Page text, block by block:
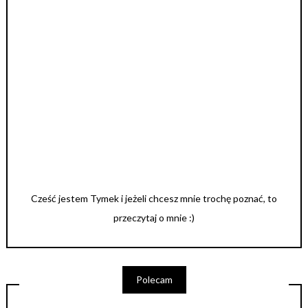
Cześć jestem Tymek i jeżeli chcesz mnie trochę poznać, to
przeczytaj o mnie :)
Polecam